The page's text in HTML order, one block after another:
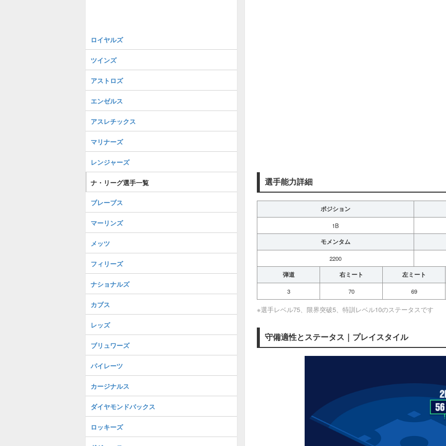
選手能力詳細
ポジション
1B
モメンタム
2200
弾道 右ミート 左ミート
3 70 69
※選手レベル75、限界突破5、特訓レベル10のステータスです
守備適性とステータス｜プレイスタイル
ロイヤルズ
ツインズ
アストロズ
エンゼルス
アスレチックス
マリナーズ
レンジャーズ
ナ・リーグ選手一覧
ブレーブス
マーリンズ
メッツ
フィリーズ
ナショナルズ
カブス
レッズ
ブリュワーズ
パイレーツ
カージナルス
ダイヤモンドバックス
ロッキーズ